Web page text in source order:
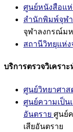
ศูนย์หนังสือแห่
สำนักพิมพ์จุฬ
จุฬาลงกรณ์ม
สถานีวิทยุแห่ง
บริการตรวจวิเครา
ศูนย์วิทยาศาส
ศูนย์ความเป็น
อันตราย ศูนย์
เสียอันตราย